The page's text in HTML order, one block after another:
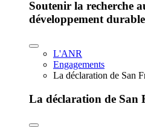
Soutenir la recherche
développement durable
L'ANR
Engagements
La déclaration de San
La déclaration de San